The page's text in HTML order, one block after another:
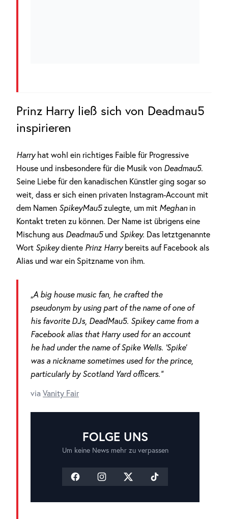
Prinz Harry ließ sich von Deadmau5
inspirieren
Harry hat wohl ein richtiges Faible für Progressive
House und insbesondere für die Musik von Deadmau5.
Seine Liebe für den kanadischen Künstler ging sogar so
weit, dass er sich einen privaten Instagram-Account mit
dem Namen SpikeyMau5zulegte, um mit Meghanin
Kontakt treten zu können. Der Name ist übrigens eine
Mischung aus Deadmau5 und Spikey. Das letztgenannte
Wort Spikeydiente Prinz Harrybereits auf Facebook als
Alias und war ein Spitzname von ihm.
„A big house music fan, he crafted the
pseudonym by using part of the name of one of
his favorite DJs, DeadMau5. Spikey came from a
Facebook alias that Harry used for an account
he had under the name of Spike Wells. ‘Spike’
was a nickname sometimes used for the prince,
particularly by Scotland Yard officers.”
via Vanity Fair
FOLGE UNS
Um keine News mehr zu verpassen